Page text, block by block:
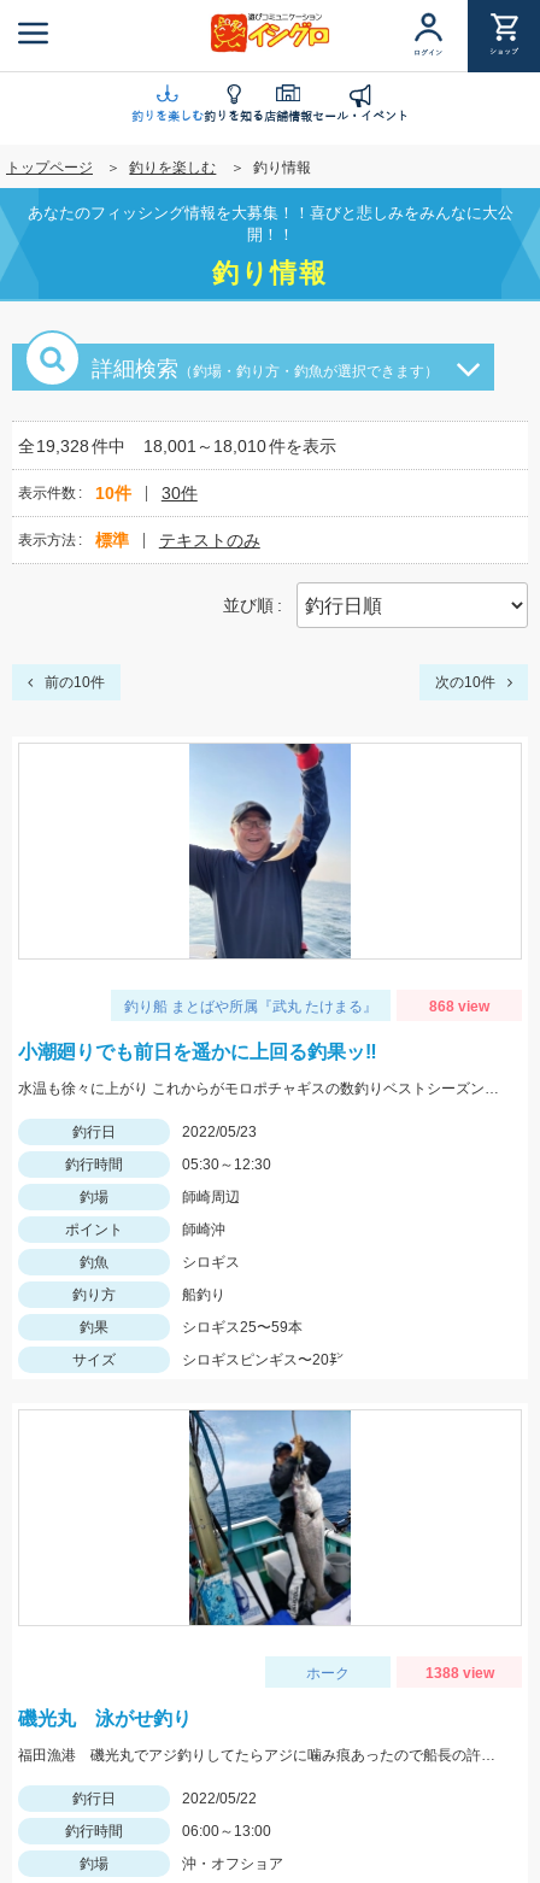
ン
に
移
動
ログイン ショップ
釣りを楽しむ釣りを知る店舗情報セール・イベント
トップページ 釣りを楽しむ 釣り情報
あなたのフィッシング情報を大募集！！喜びと悲しみをみんなに大公
開！！
釣り情報
詳細検索 （釣場・釣り方・釣魚が選択できます）
全19,328件中 18,001～18,010件を表示
表示件数 10件 30件
表示方法 標準 テキストのみ
並び順
前の10件 次の10件
釣り船 まとばや所属『武丸 たけまる』 868 view
小潮廻りでも前日を遥かに上回る釣果ッ‼︎
水温も徐々に上がり これからがモロポチャギスの数釣りベストシーズンインですよッ(・∀・)b
釣行日
2022/05/23
釣行時間
05:30～12:30
釣場
師崎周辺
ポイント
師崎沖
釣魚
シロギス
釣り方
船釣り
釣果
シロギス25〜59本
サイズ
シロギスピンギス〜20㌢
ホーク 1388 view
磯光丸 泳がせ釣り
福田漁港 磯光丸でアジ釣りしてたらアジに噛み痕あったので船長の許可もらって泳がせしていっぱつでした。
釣行日
2022/05/22
釣行時間
06:00～13:00
釣場
沖・オフショア